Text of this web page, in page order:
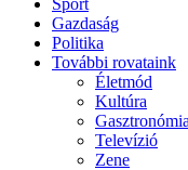
Gazdaság
Politika
További rovataink
Életmód
Kultúra
Gasztronómia
Televízió
Zene